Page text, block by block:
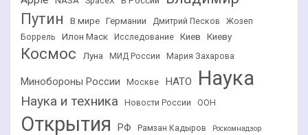
Путин
В мире Германии Дмитрий Песков
Жозеп
Боррель
Илон Маск Исследование Киев Киеву
Космос Луна МИД России Мария Захарова
Минобороны России Москве НАТО Наука
Наука и техника Новости России ООН
Открытия РФ Рамзан Кадыров Роскомнадзор